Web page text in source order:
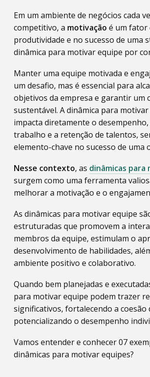
Em um ambiente de negócios cada
competitivo, a motivação é um fator
produtividade e no sucesso de uma
dinâmica para motivar equipe por
Manter uma equipe motivada e
um desafio, mas é essencial para
objetivos da empresa e garantir um
sustentável. A dinâmica para
impacta diretamente o
trabalho e a retenção de talentos,
elemento-chave no sucesso de uma
Nesse contexto, as dinâmicas
surgem como uma ferramenta
melhorar a motivação e o
As dinâmicas para motivar equipe
estruturadas que promovem a
membros da equipe, estimulam o
desenvolvimento de habilidades,
ambiente positivo e colaborativo.
Quando bem planejadas e
para motivar equipe podem trazer
significativos, fortalecendo a coesão
potencializando o desempenho
Vamos entender e conhecer 07
dinâmicas para motivar equipes?